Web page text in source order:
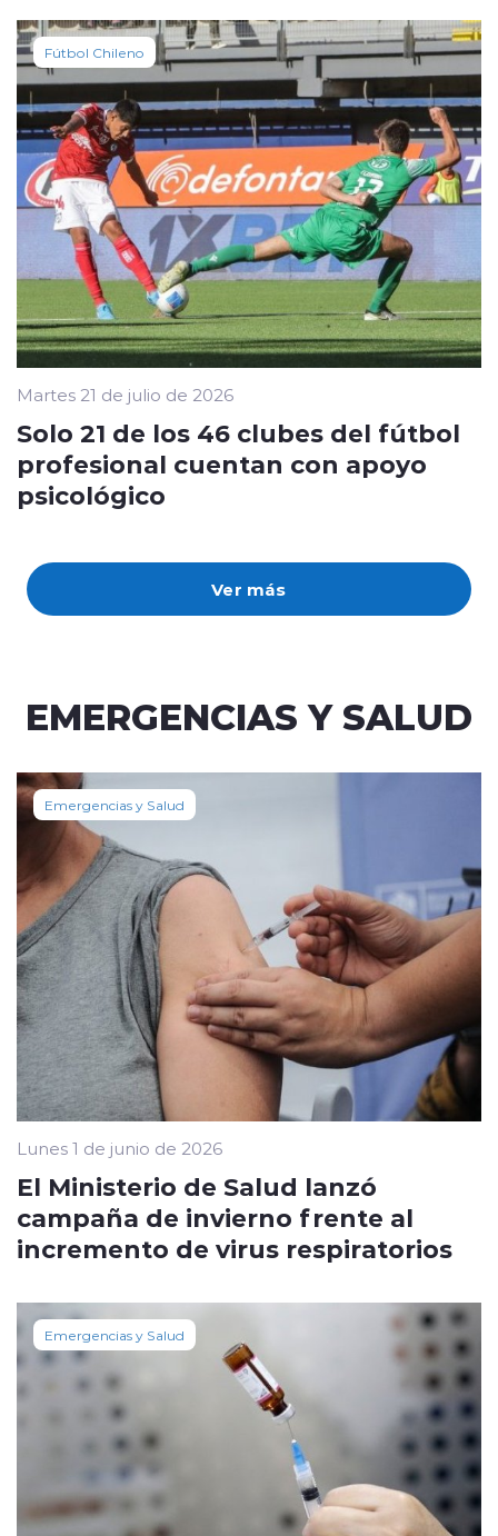
Ver más
Fútbol Chileno
Martes 21 de julio de 2026
Solo 21 de los 46 clubes del fútbol
profesional cuentan con apoyo
psicológico
EMERGENCIAS Y SALUD
Emergencias y Salud
Lunes 1 de junio de 2026
El Ministerio de Salud lanzó
campaña de invierno frente al
incremento de virus respiratorios
Emergencias y Salud